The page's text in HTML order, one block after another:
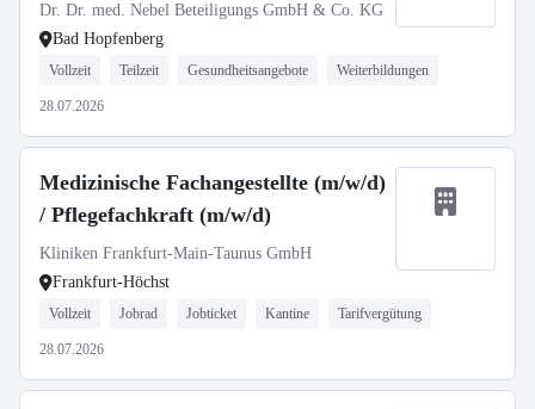
Dr. Dr. med. Nebel Beteiligungs GmbH & Co. KG
Bad Hopfenberg
Vollzeit Teilzeit Gesundheitsangebote Weiterbildungen
28.07.2026
Medizinische Fachangestellte (m/w/d)
/ Pflegefachkraft (m/w/d)
Kliniken Frankfurt-Main-Taunus GmbH
Frankfurt-Höchst
Vollzeit Jobrad Jobticket Kantine Tarifvergütung
28.07.2026